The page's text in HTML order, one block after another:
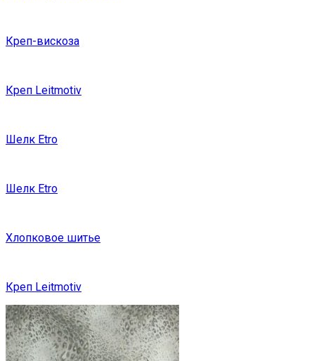
Креп-вискоза
Креп Leitmotiv
Шелк Etro
Шелк Etro
Хлопковое шитье
Креп Leitmotiv